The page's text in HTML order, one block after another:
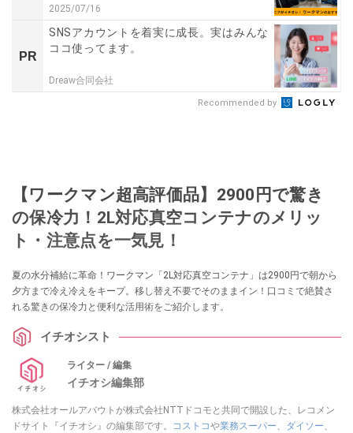
2025/07/16
PR
SNSアカウントを着実に成長。実はみんな
ココ使ってます。
Dreaw合同会社
Recommended by
【ワークマン超高評価品】2900円で驚き
の保冷力！2L対応真空コンテナのメリッ
ト・注意点を一気見！
夏の水分補給に革命！ワークマン「2L対応真空コンテナ」は2900円で朝から
夕方まで冷え冷えをキープ。移し替え不要でそのままイン！口コミで絶賛さ
れる驚きの保冷力と便利な活用術をご紹介します。
イチオシスト
ライター / 編集
イチオシ編集部
株式会社オールアバウトが株式会社NTTドコモと共同で開設した、レコメン
ドサイト『イチオシ』の編集部です。
コストコや業務スーパー、 ダイソー、